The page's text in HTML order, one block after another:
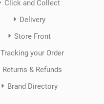
Click and Collect
Delivery
Store Front
Tracking your Order
Returns & Refunds
Brand Directory